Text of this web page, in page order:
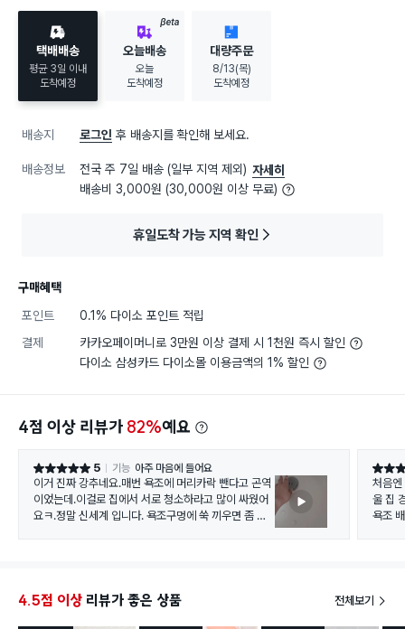
택배배송
평균 3일 이내
도착예정
BETA
오늘배송
오늘
도착예정
대량주문
8/13(목)
도착예정
배송지 로그인 후 배송지를 확인해 보세요.
배송정보 전국 주 7일 배송 (일부 지역 제외) 자세히
배송비 3,000원 (30,000원 이상 무료)
휴일도착 가능 지역 확인
구매혜택
포인트
0.1% 다이소 포인트 적립
결제
카카오페이머니로 3만원 이상 결제 시 1천원 즉시 할인
다이소 삼성카드 다이소몰 이용금액의 1% 할인
4점 이상 리뷰가 82%예요
별점 5점 5 기능 아주 마음에 들어요
이거 진짜 강추네요.매번 욕조에 머리카락 뺀다고 곤역
이었는데.이걸로 집에서 서로 청소하라고 많이 싸웠어
요ㅋ.정말 신세계 입니다. 욕조구멍에 쑥 끼우면 좀 낑
별점 5
처음엔
울 집
욕조
4.5점 이상 리뷰가 좋은 상품 전체보기